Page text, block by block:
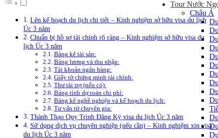
Tour Nước
Châu Á
Lên kế hoạch du lịch chi tiết – Kinh nghiệm sở hữu visa du lịch
Úc 3 năm
Chuẩn bị hồ sơ tài chính rõ ràng – Kinh nghiệm sở hữu visa du
lịch Úc 3 năm
Bảng kê tài sản:
Bảng lương và thu nhập:
Tài khoản ngân hàng:
Giấy tờ chứng minh tài chính:
Thư tài trợ (nếu có):
Bảng tính dự toán chi phí:
Bảng kê nghề nghiệp và kế hoạch du lịch:
Tư vấn từ chuyên gia:
Thành Thạo Quy Trình Đăng Ký visa du lịch Úc 3 năm
Sử dụng dịch vụ chuyên nghiệp (nếu cần) – Kinh nghiệm xin visa
du lịch Úc 3 năm